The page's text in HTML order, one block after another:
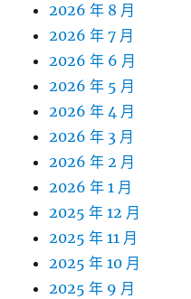
2026 年 8 月
2026 年 7 月
2026 年 6 月
2026 年 5 月
2026 年 4 月
2026 年 3 月
2026 年 2 月
2026 年 1 月
2025 年 12 月
2025 年 11 月
2025 年 10 月
2025 年 9 月